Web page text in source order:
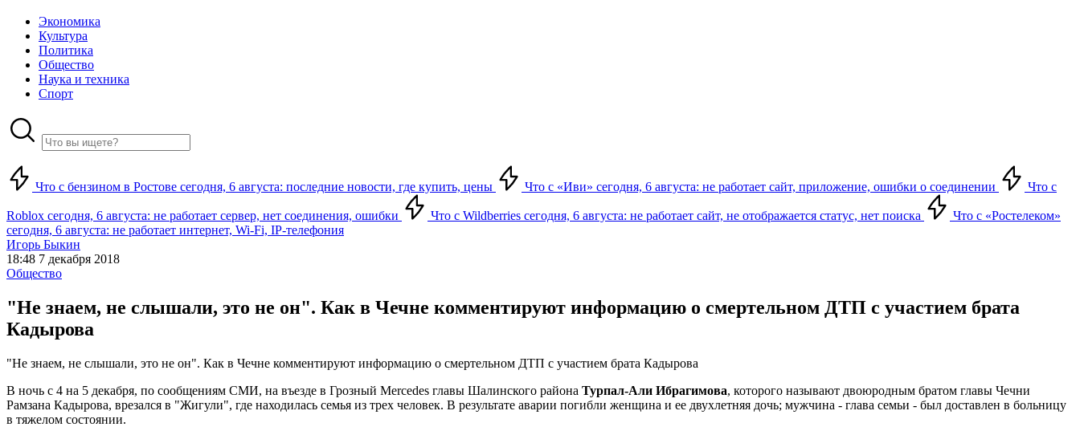
Экономика
Культура
Политика
Общество
Наука и техника
Спорт
Что с бензином в Ростове сегодня, 6 августа: последние новости, где купить, цены Что с «Иви» сегодня, 6 августа: не работает сайт, приложение, ошибки о соединении Что с
Roblox сегодня, 6 августа: не работает сервер, нет соединения, ошибки Что с Wildberries сегодня, 6 августа: не работает сайт, не отображается статус, нет поиска
Что с «Ростелеком»
сегодня, 6 августа: не работает интернет, Wi-Fi, IP-телефония
Игорь Быкин
18:48 7 декабря 2018
Общество
"Не знаем, не слышали, это не он". Как в Чечне комментируют информацию о смертельном ДТП с участием брата
Кадырова
"Не знаем, не слышали, это не он". Как в Чечне комментируют информацию о смертельном ДТП с участием брата Кадырова
В ночь с 4 на 5 декабря, по сообщениям СМИ, на въезде в Грозный Mercedes главы Шалинского района Турпал-Али Ибрагимова, которого называют двоюродным братом главы Чечни
Рамзана Кадырова, врезался в "Жигули", где находилась семья из трех человек. В результате аварии погибли женщина и ее двухлетняя дочь; мужчина - глава семьи - был доставлен в больницу
в тяжелом состоянии.